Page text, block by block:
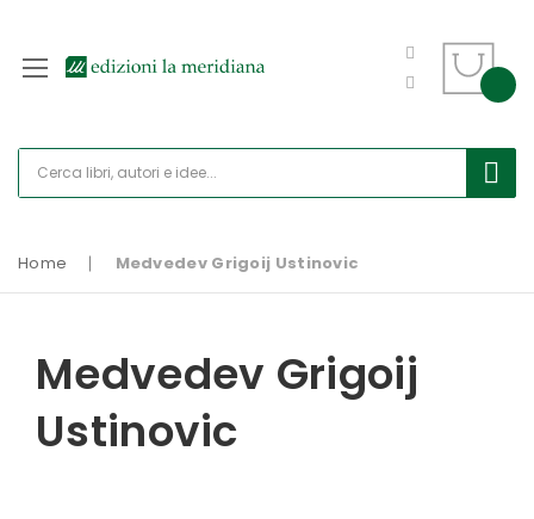
Home Medvedev Grigoij Ustinovic
Medvedev Grigoij
Ustinovic